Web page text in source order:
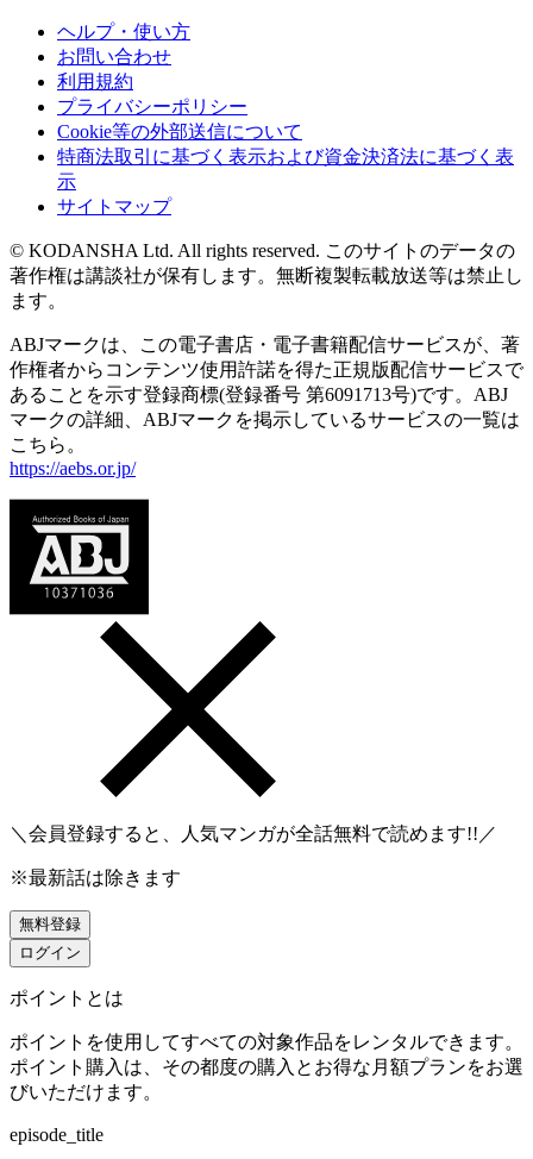
ヘルプ・使い方
お問い合わせ
利用規約
プライバシーポリシー
Cookie等の外部送信について
特商法取引に基づく表示および資金決済法に基づく表
示
サイトマップ
© KODANSHA Ltd. All rights reserved. このサイトのデータの
著作権は講談社が保有します。無断複製転載放送等は禁止し
ます。
ABJマークは、この電子書店・電子書籍配信サービスが、著
作権者からコンテンツ使用許諾を得た正規版配信サービスで
あることを示す登録商標(登録番号 第6091713号)です。ABJ
マークの詳細、ABJマークを掲示しているサービスの一覧は
こちら。
https://aebs.or.jp/
＼会員登録すると、人気マンガが全話無料で読めます!!／
※最新話は除きます
無料登録
ログイン
ポイントとは
ポイントを使用してすべての対象作品をレンタルできます。
ポイント購入は、その都度の購入とお得な月額プランをお選
びいただけます。
episode_title